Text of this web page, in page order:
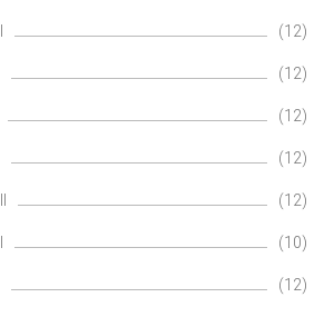
(12)
(12)
(12)
(12)
(12)
(10)
(12)